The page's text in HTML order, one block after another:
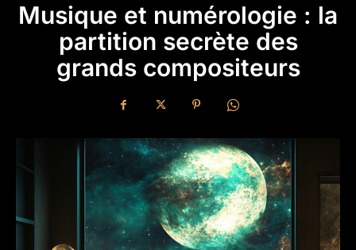
Musique et numérologie : la
partition secrète des
grands compositeurs